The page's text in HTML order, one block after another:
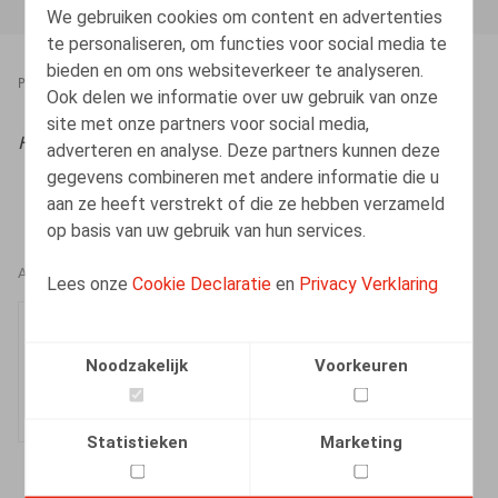
We gebruiken cookies om content en advertenties
te personaliseren, om functies voor social media te
bieden en om ons websiteverkeer te analyseren.
Ook delen we informatie over uw gebruik van onze
site met onze partners voor social media,
adverteren en analyse. Deze partners kunnen deze
gegevens combineren met andere informatie die u
aan ze heeft verstrekt of die ze hebben verzameld
op basis van uw gebruik van hun services.
Lees onzeCookie Declaratie en Privacy Verklaring
Noodzakelijk Voorkeuren
Statistieken Marketing
PRESSROOM
HR.square (online), 23/07/2025
AUTEURS